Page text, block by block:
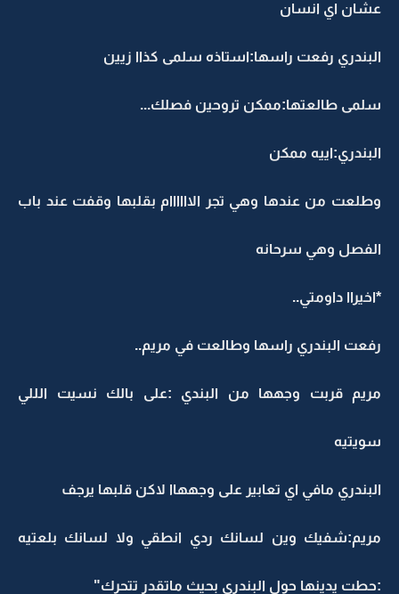
عشان اي انسان
البندري رفعت راسها:استاذه سلمى كذاا زيين
سلمى طالعتها:ممكن تروحين فصلك...
البندري:اييه ممكن
وطلعت من عندها وهي تجر الاااااام بقلبها وقفت عند باب
الفصل وهي سرحانه
*اخيراا داومتي..
رفعت البندري راسها وطالعت في مريم..
مريم قربت وجهها من البندي :على بالك نسيت الللي
سويتيه
البندري مافي اي تعابير على وجههاا لاكن قلبها يرجف
مريم:شفيك وين لسانك ردي انطقي ولا لسانك بلعتيه
:حطت يدينها حول البندري بحيث ماتقدر تتحرك"